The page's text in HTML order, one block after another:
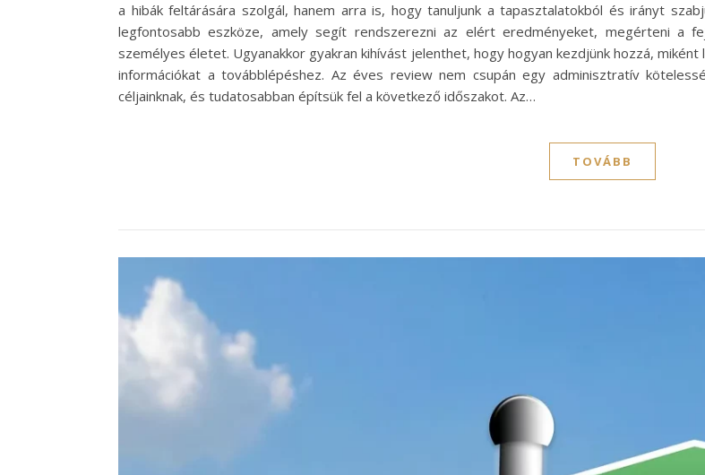
a hibák feltárására szolgál, hanem arra is, hogy tanuljunk a tapasztalatokból és irányt
legfontosabb eszköze, amely segít rendszerezni az elért eredményeket, megérteni a
személyes életet. Ugyanakkor gyakran kihívást jelenthet, hogy hogyan kezdjünk hozzá,
információkat a továbblépéshez. Az éves review nem csupán egy adminisztratív
céljainknak, és tudatosabban építsük fel a következő időszakot. Az…
TOVÁBB